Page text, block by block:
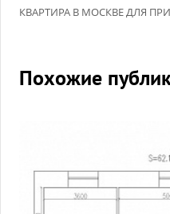
КВАРТИРА В МОСКВЕ ДЛЯ
Похожие